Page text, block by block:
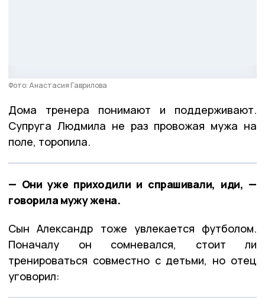
Фото: Анастасия Гаврилова
Дома тренера понимают и поддерживают.
Супруга Людмила не раз провожая мужа на
поле, торопила.
— Они уже приходили и спрашивали, иди, —
говорила мужу жена.
Сын Александр тоже увлекается футболом.
Поначалу он сомневался, стоит ли
тренироваться совместно с детьми, но отец
уговорил: